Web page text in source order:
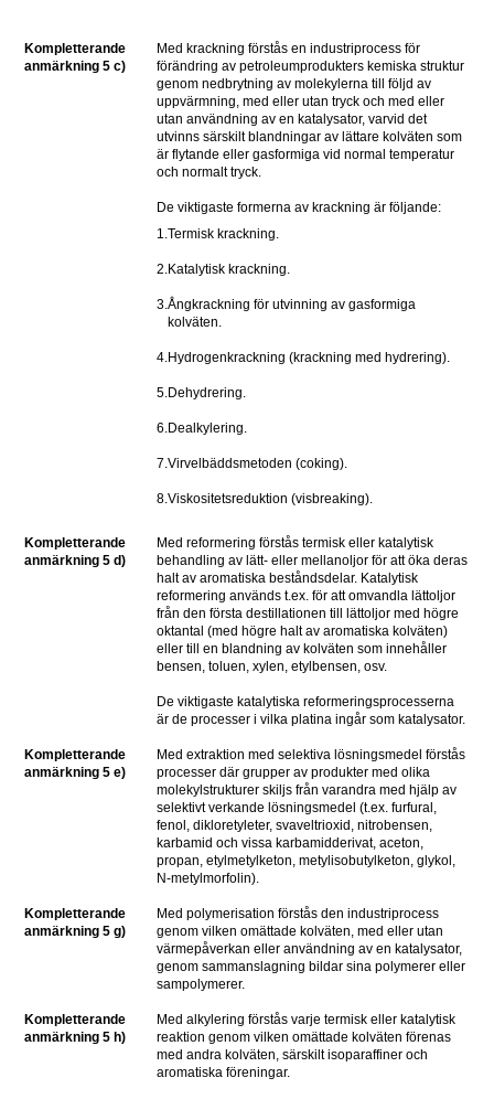
Kompletterande
anmärkning 5 c)
Med krackning förstås en industriprocess för
förändring av petroleumprodukters kemiska struktur
genom nedbrytning av molekylerna till följd av
uppvärmning, med eller utan tryck och med eller
utan användning av en katalysator, varvid det
utvinns särskilt blandningar av lättare kolväten som
är flytande eller gasformiga vid normal temperatur
och normalt tryck.
De viktigaste formerna av krackning är följande:
1.Termisk krackning.
2.Katalytisk krackning.
3.Ångkrackning för utvinning av gasformiga
kolväten.
4.Hydrogenkrackning (krackning med hydrering).
5.Dehydrering.
6.Dealkylering.
7.Virvelbäddsmetoden (coking).
8.Viskositetsreduktion (visbreaking).
Kompletterande
anmärkning 5 d)
Med reformering förstås termisk eller katalytisk
behandling av lätt- eller mellanoljor för att öka deras
halt av aromatiska beståndsdelar. Katalytisk
reformering används t.ex. för att omvandla lättoljor
från den första destillationen till lättoljor med högre
oktantal (med högre halt av aromatiska kolväten)
eller till en blandning av kolväten som innehåller
bensen, toluen, xylen, etylbensen, osv.
De viktigaste katalytiska reformeringsprocesserna
är de processer i vilka platina ingår som katalysator.
Kompletterande
anmärkning 5 e)
Med extraktion med selektiva lösningsmedel förstås
processer där grupper av produkter med olika
molekylstrukturer skiljs från varandra med hjälp av
selektivt verkande lösningsmedel (t.ex. furfural,
fenol, dikloretyleter, svaveltrioxid, nitrobensen,
karbamid och vissa karbamidderivat, aceton,
propan, etylmetylketon, metylisobutylketon, glykol,
N-metylmorfolin).
Kompletterande
anmärkning 5 g)
Med polymerisation förstås den industriprocess
genom vilken omättade kolväten, med eller utan
värmepåverkan eller användning av en katalysator,
genom sammanslagning bildar sina polymerer eller
sampolymerer.
Kompletterande
anmärkning 5 h)
Med alkylering förstås varje termisk eller katalytisk
reaktion genom vilken omättade kolväten förenas
med andra kolväten, särskilt isoparaffiner och
aromatiska föreningar.